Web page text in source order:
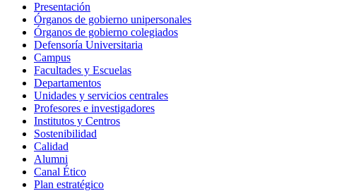
Presentación
Órganos de gobierno unipersonales
Órganos de gobierno colegiados
Defensoría Universitaria
Campus
Facultades y Escuelas
Departamentos
Unidades y servicios centrales
Profesores e investigadores
Institutos y Centros
Sostenibilidad
Calidad
Alumni
Canal Ético
Plan estratégico